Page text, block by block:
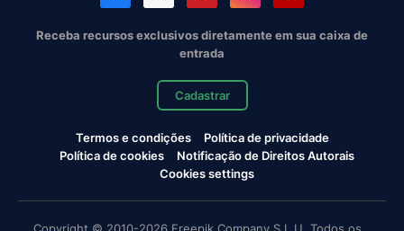
Receba recursos exclusivos diretamente em sua caixa de
entrada
Cadastrar
Termos e condições
Política de privacidade
Política de cookies
Notificação de Direitos Autorais
Cookies settings